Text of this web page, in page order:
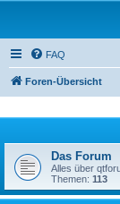
FAQ
Foren-Übersicht
Das Forum
Alles über
Themen: 113